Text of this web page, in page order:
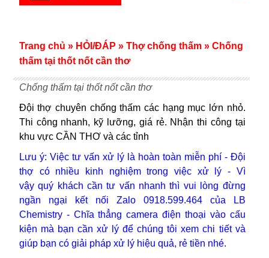
Chống thấm tại thốt nốt cần thơ
Đội thợ chuyên chống thấm các hạng mục lớn nhỏ.
Thi công nhanh, kỹ lưỡng, giá rẻ. Nhận thi công tại
khu vực CẦN THƠ và các tỉnh
Lưu ý: Việc tư vấn xử lý là hoàn toàn miễn phí - Đội
thợ có nhiều kinh nghiệm trong việc xử lý - Vì
vậyquý khách cần tư vấn nhanh thì vui lòng đừng
ngần ngại kết nối Zalo 0918.599.464 của LB
Chemistry - Chĩa thẳng camera điện thoại vào cấu
kiện mà bạn cần xử lý để chúng tôi xem chi tiết và
giúp bạn có giải pháp xử lý hiệu quả, rẻ tiền nhé.
Trang chủ » HỎI/ĐÁP » Thợ chống thấm » Chống
thấm tại thốt nốt cần thơ